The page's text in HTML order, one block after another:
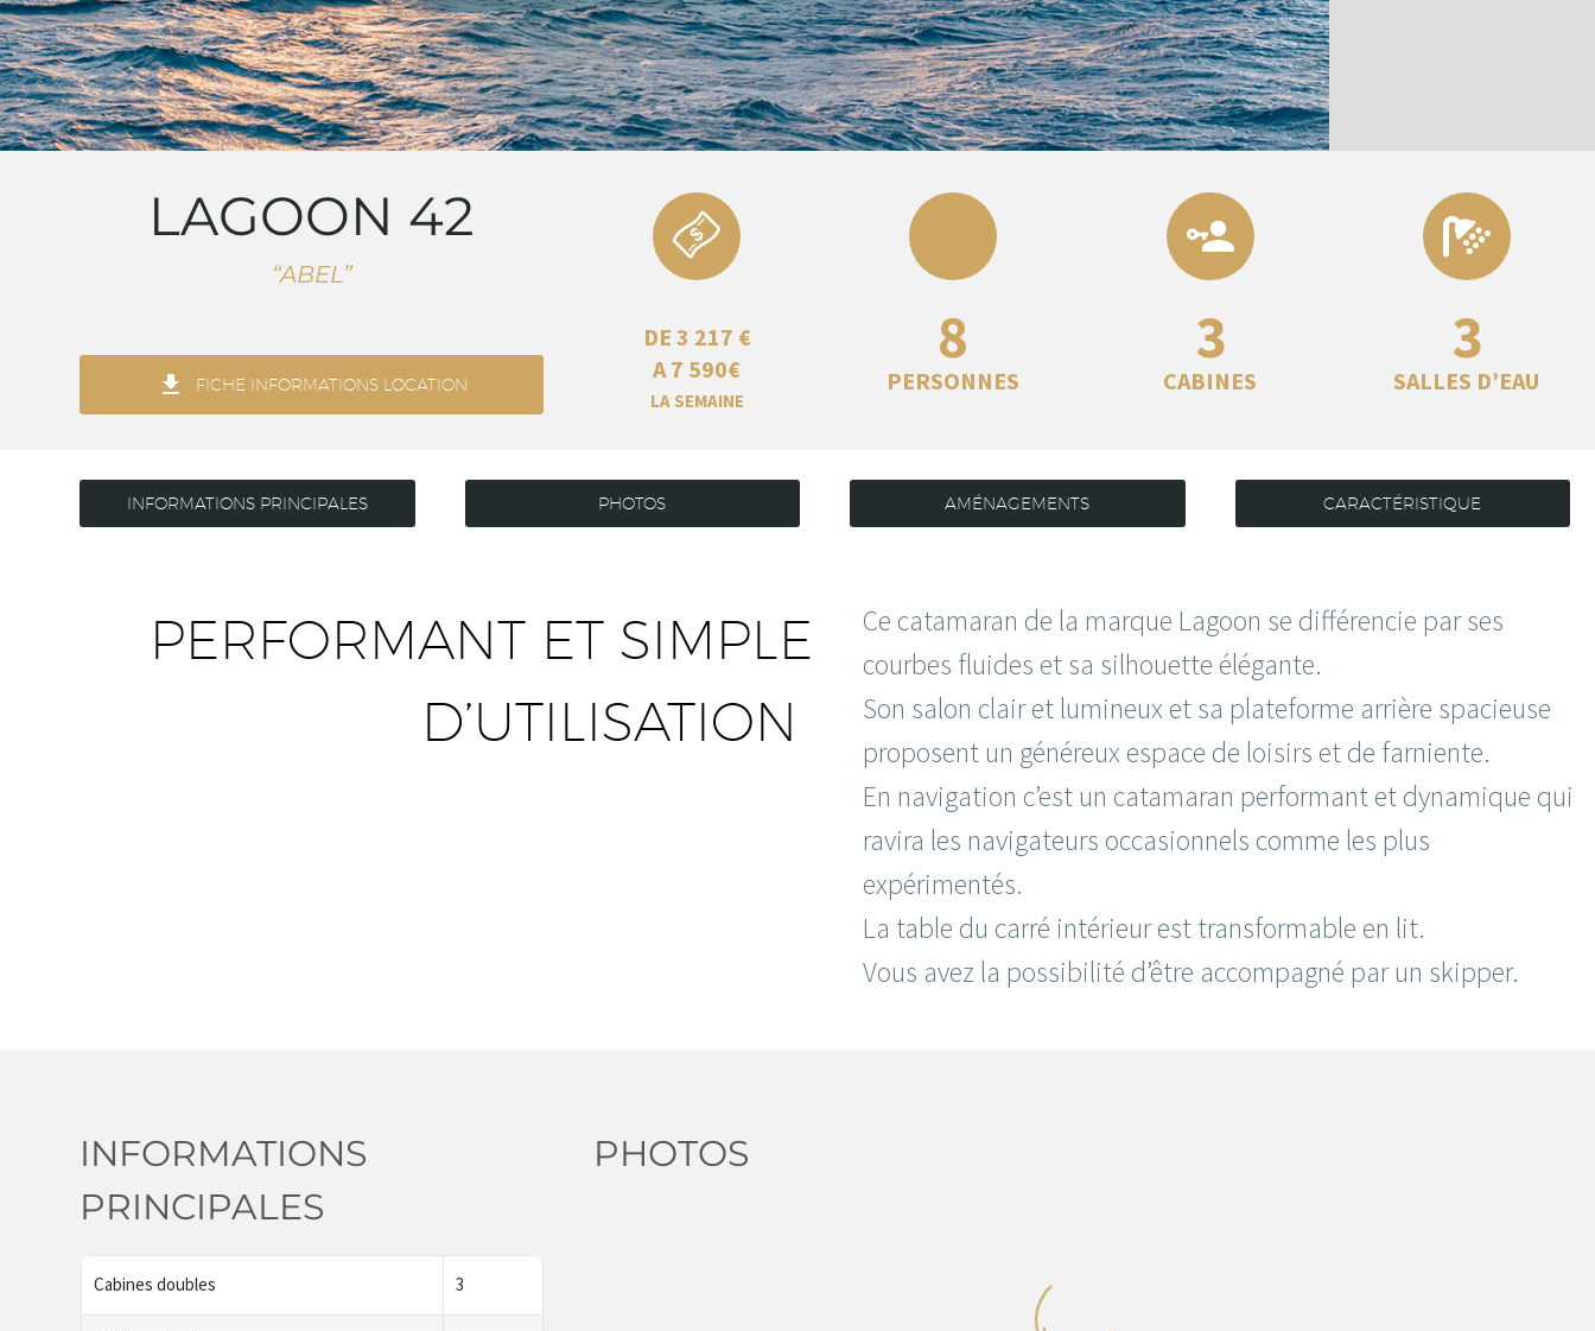
LAGOON 42
“ABEL”
 FICHE INFORMATIONS LOCATION
DE 3 217 €
A 7 590€
LA SEMAINE
8
PERSONNES
3
CABINES
3
SALLES D’EAU
INFORMATIONS PRINCIPALES PHOTOS AMÉNAGEMENTS CARACTÉRISTIQUE
PERFORMANT ET SIMPLE
D’UTILISATION
Ce catamaran de la marque Lagoon se différencie par ses
courbes fluides et sa silhouette élégante.
Son salon clair et lumineux et sa plateforme arrière spacieuse
proposent un généreux espace de loisirs et de farniente.
En navigation c’est un catamaran performant et dynamique qui
ravira les navigateurs occasionnels comme les plus
expérimentés.
La table du carré intérieur est transformable en lit.
Vous avez la possibilité d’être accompagné par un skipper.
INFORMATIONS
PRINCIPALES
Cabines doubles 3
PHOTOS